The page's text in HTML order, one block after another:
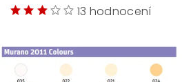
13 hodnocení